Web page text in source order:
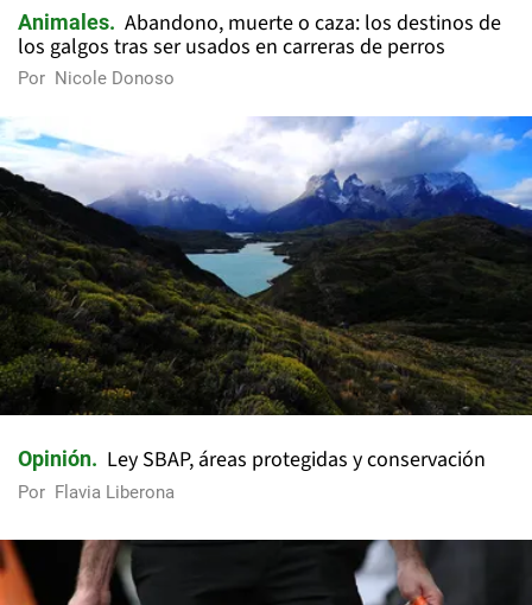
Animales
Abandono, muerte o caza: los destinos de
los galgos tras ser usados en carreras de perros
Por Nicole Donoso
Opinión Ley SBAP, áreas protegidas y conservación
Por Flavia Liberona